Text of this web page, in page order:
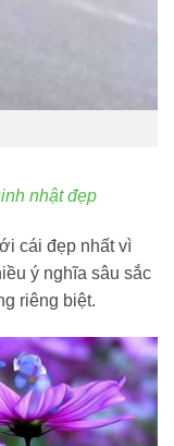
nhật đẹp
cái đẹp nhất vì
ý nghĩa sâu sắc
riêng biệt.